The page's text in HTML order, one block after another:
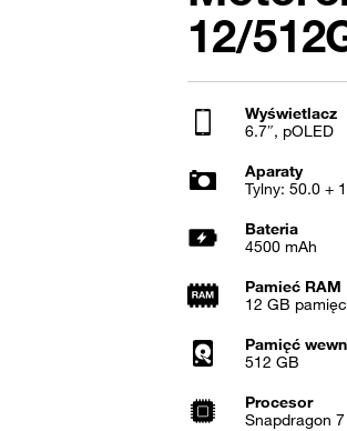
12/
Wyświetlacz
6.7″, pOLED
Aparaty
Tylny: 50.0 +
Bateria
4500 mAh
Pamieć RAM
12 GB
Pamięć
512 GB
Procesor
Snapdragon